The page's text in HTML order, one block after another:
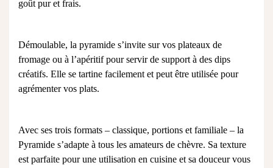
goût pur et frais.
Démoulable, la pyramide s’invite sur vos plateaux de
fromage ou à l’apéritif pour servir de support à des dips
créatifs. Elle se tartine facilement et peut être utilisée pour
agrémenter vos plats.
Avec ses trois formats – classique, portions et familiale – la
Pyramide s’adapte à tous les amateurs de chèvre. Sa texture
est parfaite pour une utilisation en cuisine et sa douceur vous